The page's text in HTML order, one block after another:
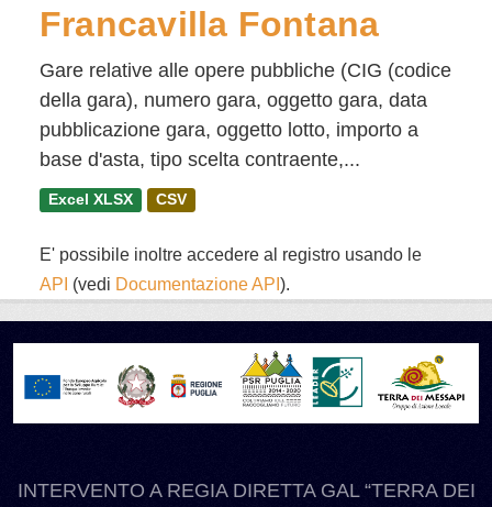
Francavilla Fontana
Gare relative alle opere pubbliche (CIG (codice
della gara), numero gara, oggetto gara, data
pubblicazione gara, oggetto lotto, importo a
base d'asta, tipo scelta contraente,...
Excel XLSX CSV
E' possibile inoltre accedere al registro usando le
API (vedi Documentazione API ).
INTERVENTO A REGIA DIRETTA GAL “TERRA DEI